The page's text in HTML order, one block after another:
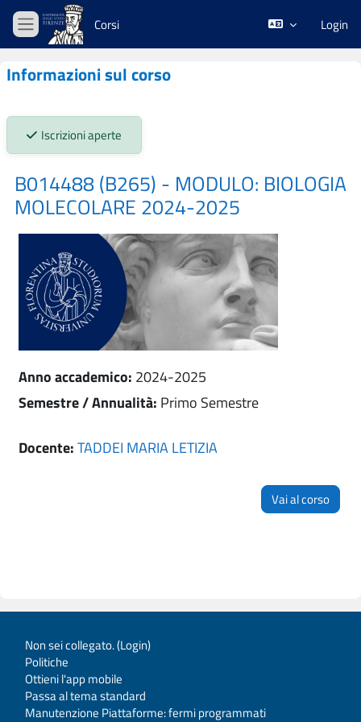
Vai al contenuto principale
Pannello laterale
Corsi Login
Informazioni sul corso
Stato iscrizioni:
Iscrizioni aperte
B014488 (B265) - MODULO: BIOLOGIA
MOLECOLARE 2024-2025
Anno accademico: 2024-2025
Semestre / Annualità: Primo Semestre
Docente:TADDEI MARIA LETIZIA
Vai al corso
Non sei collegato. (Login)
Politiche
Ottieni l'app mobile
Passa al tema standard
Manutenzione Piattaforme: fermi programmati